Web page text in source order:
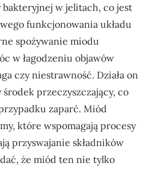
w jelitach, co jest
funkcjonowania układu
spożywanie miodu
w łagodzeniu objawów
czy niestrawność. Działa on
przeczyszczający, co
zaparć. Miód
które wspomagają procesy
przyswajanie składników
że miód ten nie tylko